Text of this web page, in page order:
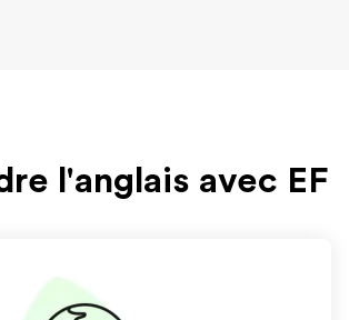
l'anglais avec EF